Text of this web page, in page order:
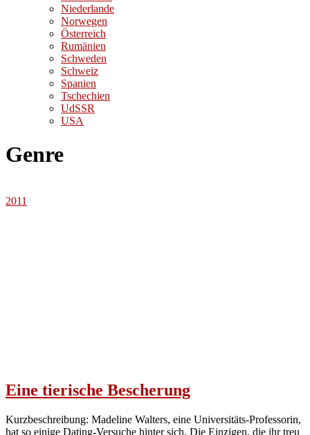
Niederlande
Norwegen
Österreich
Rumänien
Schweden
Schweiz
Spanien
Tschechien
UdSSR
USA
Genre
2011
Eine tierische Bescherung
Kurzbeschreibung: Madeline Walters, eine Universitäts-Professorin,
hat so einige Dating-Versuche hinter sich. Die Einzigen, die ihr treu